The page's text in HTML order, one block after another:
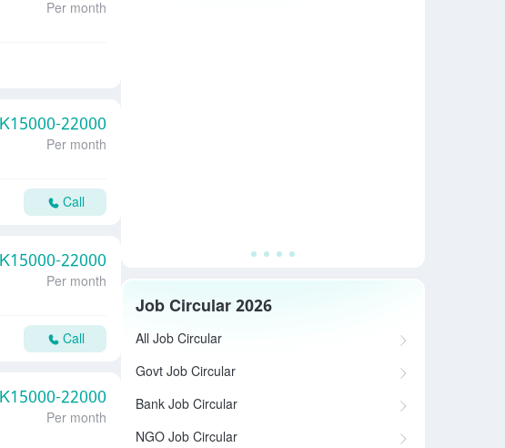
Per month
15000-22000
Per month
Call
15000-22000
Per month
Call
15000-22000
Per month
Job Circular 2026
All Job Circular
Govt Job Circular
Bank Job Circular
NGO Job Circular